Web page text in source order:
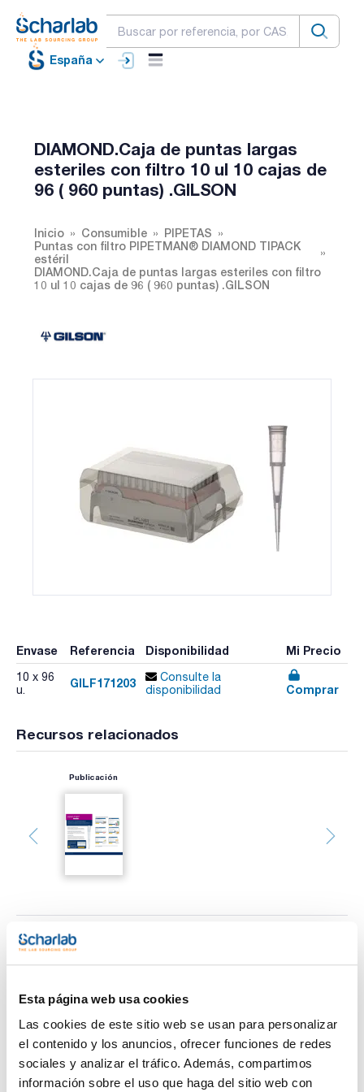
Esta página web usa cookies
Las cookies de este sitio web se usan para personalizar
el contenido y los anuncios, ofrecer funciones de redes
sociales y analizar el tráfico. Además, compartimos
información sobre el uso que haga del sitio web con
España
DIAMOND.Caja de puntas largas
esteriles con filtro 10 ul 10 cajas de
96 ( 960 puntas) .GILSON
Inicio Consumible
PIPETAS
Puntas con filtro PIPETMAN® DIAMOND TIPACK
estéril
DIAMOND.Caja de puntas largas esteriles con filtro
10 ul 10 cajas de 96 ( 960 puntas) .GILSON
Envase Referencia Disponibilidad Mi Precio
10 x 96
u.
GILF171203
Consulte la
disponibilidad
Comprar
Recursos relacionados
Publicación
Imprimir ficha de
producto
Descripción : DFL10ST Filter TIPACK
Volumen : 0,1-10 μL
Longitud (mm) : 45
Pack (u.) : 10x96
Las puntas con filtro esterilizadas PIPETMAN® DIAMOND
están diseñadas para ajustarse perfectamente a las pipetas
PIPETMAN, ofreciendo la máxima precisión en el pipeteo y
Ver más